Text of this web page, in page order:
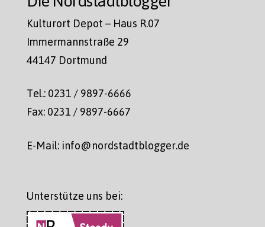
Kulturort Depot – Haus R.07
Immermannstraße 29
44147 Dortmund
Tel.: 0231 / 9897-6666
Fax: 0231 / 9897-6667
E-Mail: info@nordstadtblogger.de
Unterstütze uns bei: